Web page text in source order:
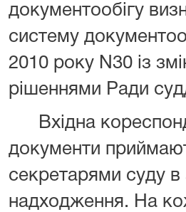
документообігу
систему
2010 року N30 із
рішеннями Ради
Вхідна
документи
секретарями суду в
надходження. На